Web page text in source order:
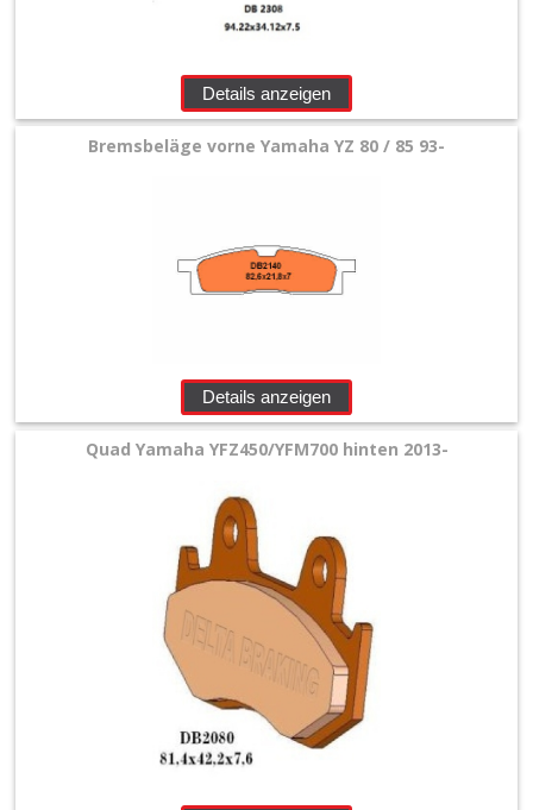
Details anzeigen
Bremsbeläge vorne Yamaha YZ 80 / 85 93-
Details anzeigen
Quad Yamaha YFZ450/YFM700 hinten 2013-